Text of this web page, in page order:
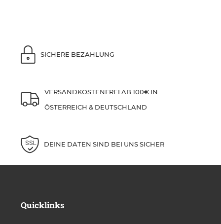
SICHERE BEZAHLUNG
VERSANDKOSTENFREI AB 100€ IN
ÖSTERREICH & DEUTSCHLAND
DEINE DATEN SIND BEI UNS SICHER
Quicklinks